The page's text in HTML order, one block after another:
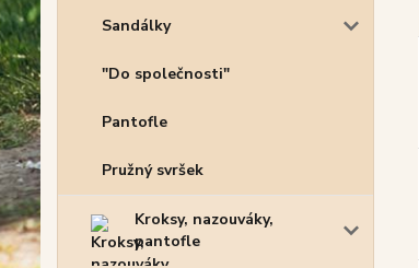
Sandálky
"Do společnosti"
Pantofle
Pružný svršek
Kroksy, nazouváky,
pantofle